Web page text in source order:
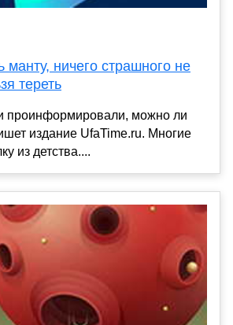
манту, ничего страшного не
тереть
проинформировали, можно ли
издание UfaTime.ru. Многие
из детства....